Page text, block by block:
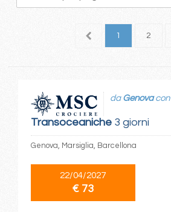
1 2
Transoceaniche3 giorni
da Genovacon
Genova, Marsiglia, Barcellona
22/04/2027
€ 73